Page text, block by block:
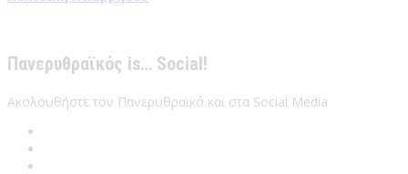
Πανερυθραϊκός is… Social!
Ακολουθήστε τον Πανερυθραϊκό και στα Social Media